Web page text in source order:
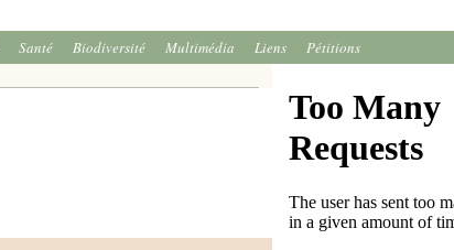
Santé Biodiversité Multimédia Liens Pétitions